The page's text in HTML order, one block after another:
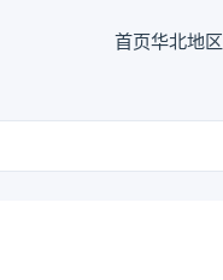
首页华北地区